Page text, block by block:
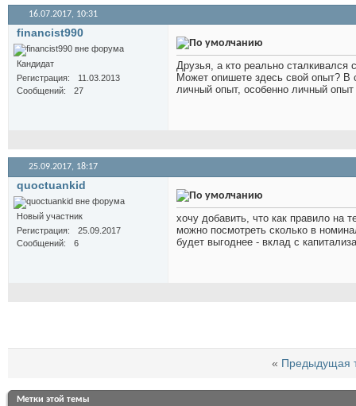
16.07.2017, 10:31
financist990
Кандидат
Регистрация
11.03.2013
Сообщений
27
Друзья, а кто реально
Может опишете здесь свой опыт? В
личный опыт, особенно личный опыт
25.09.2017, 18:17
quoctuankid
Новый участник
Регистрация
25.09.2017
Сообщений
6
хочу добавить, что как правило на
можно посмотреть сколько в
будет выгоднее - вклад с
« Предыдущая
Метки этой темы